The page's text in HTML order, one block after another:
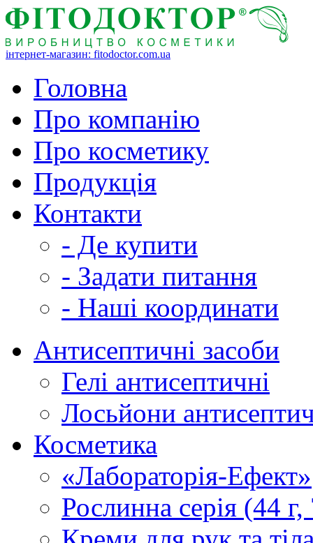
інтернет-магазин: fitodoctor.com.ua
Головна
Про компанію
Про косметику
Продукція
Контакти
- Де купити
- Задати питання
- Наші координати
Антисептичні засоби
Гелі антисептичні
Лосьйони
Косметика
«Лабораторія-Ефект»
Рослинна серія (44 г,